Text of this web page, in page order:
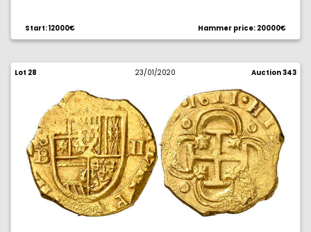
Heritage 09/01/2017, nº 32340. Ex Áureo & Calicó
18/10/2017, nº 1440. Ex Colección D. Moore. Muy rara y
Start: 12000€ Hammer price: 20000€
Lot 28 23/01/2020 Auction 343